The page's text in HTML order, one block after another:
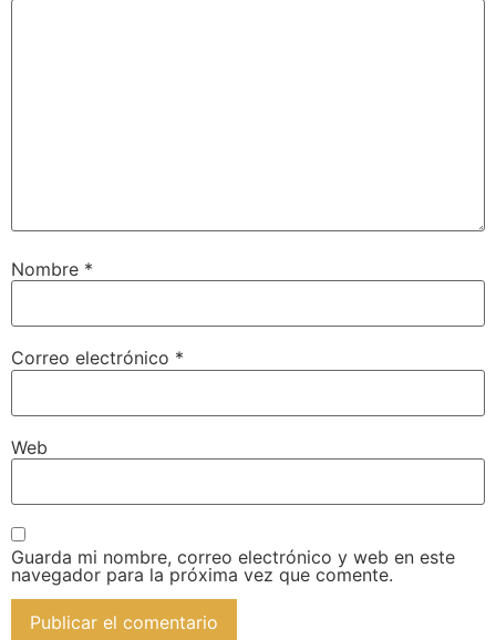
Nombre *
Correo electrónico *
Web
Guarda mi nombre, correo electrónico y web en este
navegador para la próxima vez que comente.